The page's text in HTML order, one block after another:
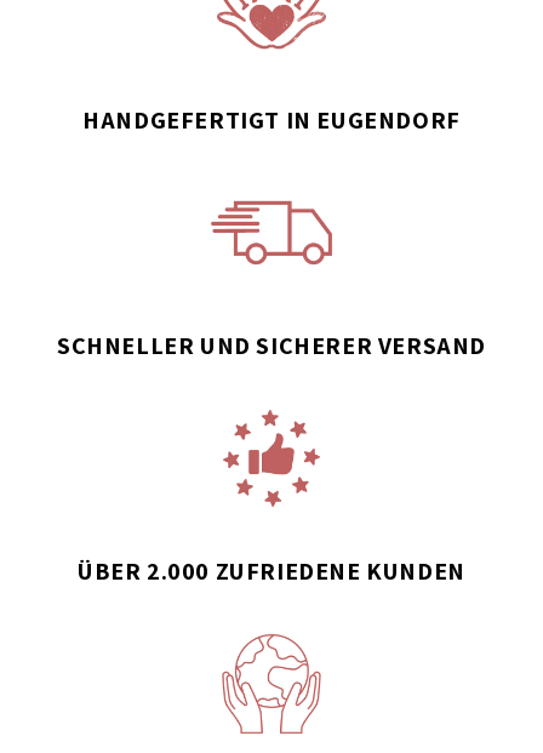
HANDGEFERTIGT IN EUGENDORF
SCHNELLER UND SICHERER VERSAND
ÜBER 2.000 ZUFRIEDENE KUNDEN